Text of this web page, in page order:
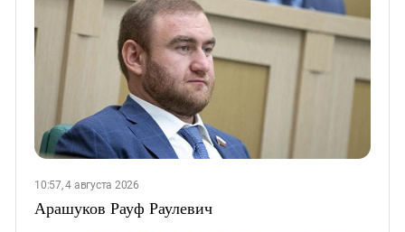
10:57, 4 августа 2026
Арашуков Рауф Раулевич